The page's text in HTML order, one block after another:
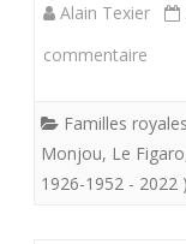
Alain Texier
commentaire
uni.
Familles
Monjou, Le Figaro
1926-1952 - 2022 )